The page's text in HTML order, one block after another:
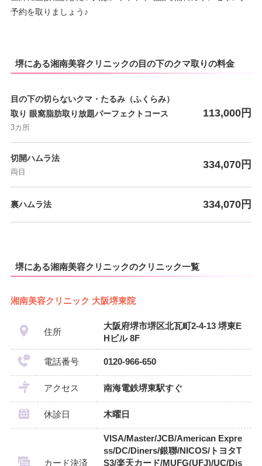
予約を取りましょう♪
堺にある湘南美容クリニックの目の下のクマ取りの料金
目の下の切らないクマ・たるみ（ふくらみ）
取り 眼窩脂肪取り放題パーフェクトコース
3カ所
113,000円
切開ハムラ法
両目
334,070円
裏ハムラ法 334,070円
堺にある湘南美容クリニックのクリニック一覧
湘南美容クリニック 大阪堺東院
住所
大阪府堺市堺区北瓦町2-4-13 堺東E
Hビル 8F
電話番号 0120-966-650
アクセス 南海電鉄堺東駅すぐ
休診日 木曜日
カード決済
VISA/Master/JCB/American Expre
ss/DC/Diners/銀聯/NICOS/トヨタT
S3/楽天カード/MUFG(UFJ)/UC/Dis